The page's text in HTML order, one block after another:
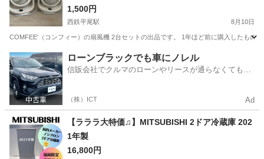
1,500円
西鉄平尾駅 8月10日
COMFEE'（コンフィー）の扇風機 2台セットの出品です。 1年ほど前に購入したもの
福岡 福岡市 西鉄平尾駅 季節、空調家電
ローンブラックでも車にノレル
信販会社でクルマのローンやリースが通らなくてもク
（株）ICT Ad
【ラララ大特価♫】MITSUBISHI 2ドア冷蔵庫 202
1年製
16,800円